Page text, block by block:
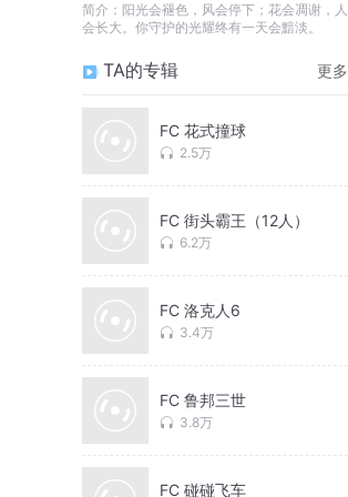
简介： 阳光会褪色，风会停下；花会凋谢，人
会长大。你守护的光耀终有一天会黯淡。
TA的专辑 更多
FC 花式撞球
2.5万
FC 街头霸王（12人）
6.2万
FC 洛克人6
3.4万
FC 鲁邦三世
3.8万
FC 碰碰飞车